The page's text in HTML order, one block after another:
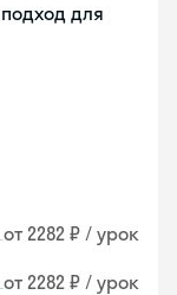
для
от 2282 ₽ / урок
от 2282 ₽ / урок